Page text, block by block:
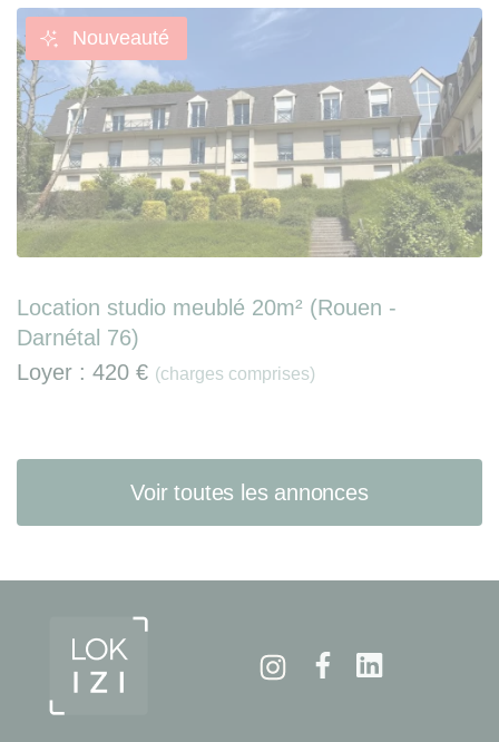
Nouveauté
Location studio meublé 20m² (Rouen -
Darnétal 76)
Loyer : 420 € (charges comprises)
Voir toutes les annonces
InstagramFacebook